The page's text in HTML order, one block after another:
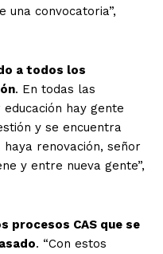
una convocatoria”,
a todos los
. En todas las
hay gente
y se encuentra
renovación, señor
y entre nueva gente”,
procesos CAS que se
. “Con estos